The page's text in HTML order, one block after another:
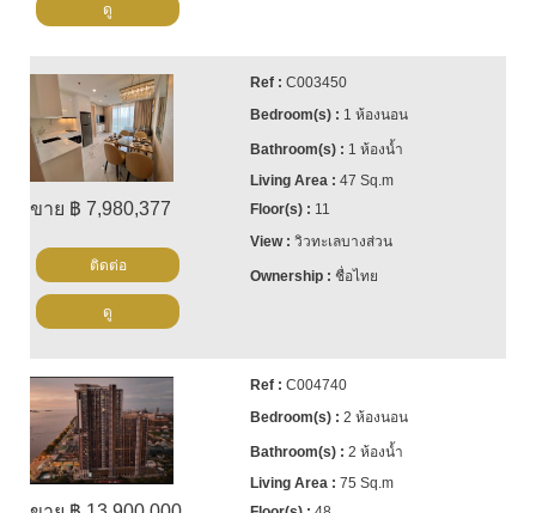
ดู
ขาย ฿ 7,980,377
C003450
1 ห้องนอน
1 ห้องน้ำ
47 Sq.m
11
วิวทะเลบางส่วน
ชื่อไทย
ติดต่อ
ดู
C004740
2 ห้องนอน
2 ห้องน้ำ
75 Sq.m